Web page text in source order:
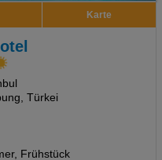
Karte
Türkei
Frühstück